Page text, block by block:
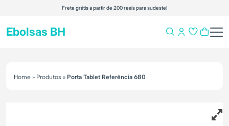
Frete grátis a partir de 200 reais para sudeste!
Ebolsas BH
Home » Produtos » Porta Tablet Referência 680